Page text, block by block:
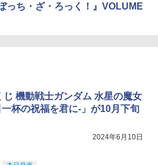
っち・ざ・ろっく！』VOLUME
じ 機動戦士ガンダム 水星の魔女
杯の祝福を君に-」が10月下旬
2024年6月10日